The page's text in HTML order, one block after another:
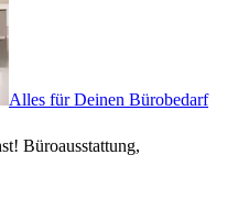
Alles für Deinen Bürobedarf
Büroausstattung,